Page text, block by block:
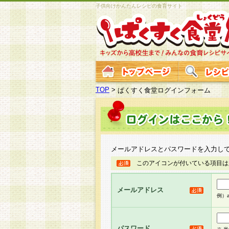
子供向けかんたんレシピの食育サイト
TOP >ぱくすく食堂ログインフォーム
メールアドレスとパスワードを入力し
このアイコンが付いている項目
メールアドレス
例）